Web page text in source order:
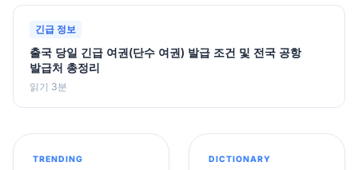
긴급 정보
출국 당일 긴급 여권(단수 여권) 발급 조건 및 전국 공항
발급처 총정리
읽기 3분
TRENDING DICTIONARY